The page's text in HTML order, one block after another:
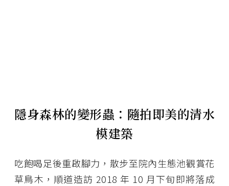
隱身森林的變形蟲：隨拍即美的清水
模建築
吃飽喝足後重啟腳力，散步至院內生態池觀賞花
草鳥木，順道造訪 2018 年 10 月下旬即將落成